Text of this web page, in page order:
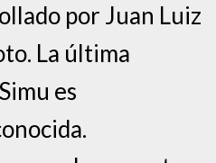
por Juan Luiz
La última
es